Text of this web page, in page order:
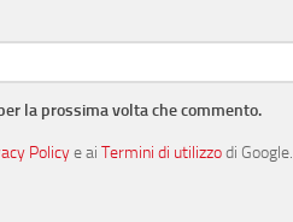
la prossima volta che commento.
Policye ai Termini di utilizzodi Google.